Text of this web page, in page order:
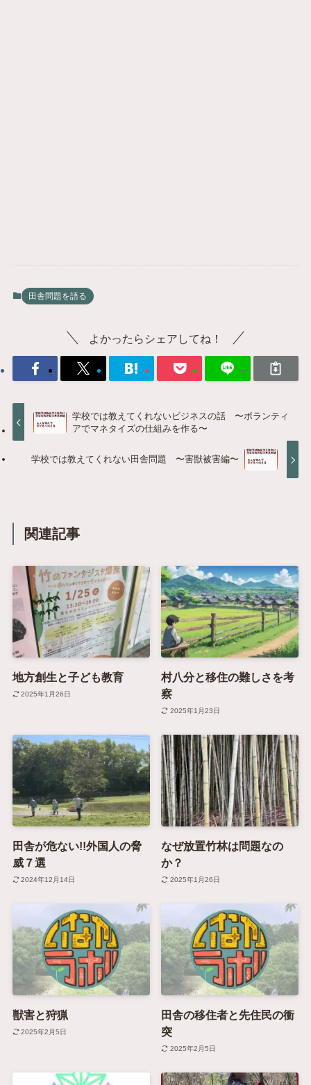
田舎問題を語る
よかったらシェアしてね！
学校では教えてくれないビジネスの話 〜ボランティ
アでマネタイズの仕組みを作る〜
学校では教えてくれない田舎問題 〜害獣被害編〜
関連記事
地方創生と子ども教育
2025年1月26日
村八分と移住の難しさを考
察
2025年1月23日
田舎が危ない!!外国人の脅
威７選
2024年12月14日
なぜ放置竹林は問題なの
か？
2025年1月26日
獣害と狩猟
2025年2月5日
田舎の移住者と先住民の衝
突
2025年2月5日